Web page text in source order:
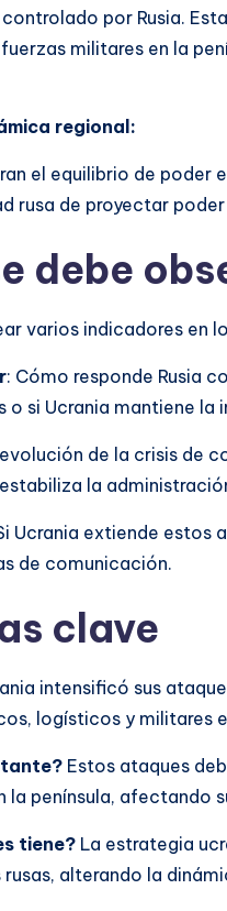
por Rusia.
militares en la
regional:
el equilibrio de poder
rusa de proyectar
debe
varios indicadores en
: Cómo responde Rusia
o si Ucrania mantiene la
de la crisis de
la
Ucrania extiende estos
de comunicación.
clave
intensificó sus
logísticos y militares
Estos ataques
la península, afectando
tiene? La estrategia
alterando la